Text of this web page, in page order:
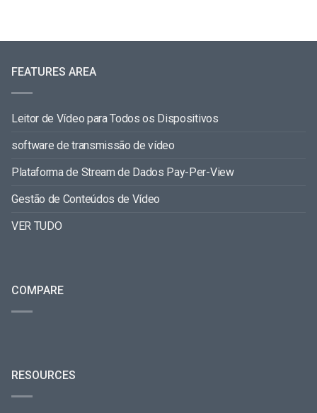
FEATURES AREA
Leitor de Vídeo para Todos os Dispositivos
software de transmissão de vídeo
Plataforma de Stream de Dados Pay-Per-View
Gestão de Conteúdos de Vídeo
VER TUDO
COMPARE
RESOURCES